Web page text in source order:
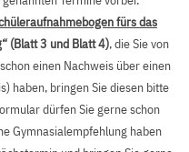
fürs das
(Blatt 3 und Blatt 4), die Sie von
einen Nachweis über einen
haben, bringen Sie diesen bitte
dürfen Sie gerne schon
Gymnasialempfehlung haben